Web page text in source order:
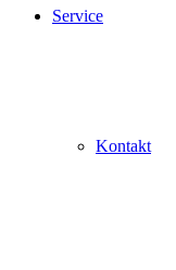
Service
Kontakt